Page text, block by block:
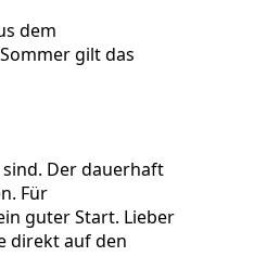
dem
gilt das
Der dauerhaft
Für
guter Start. Lieber
direkt auf den